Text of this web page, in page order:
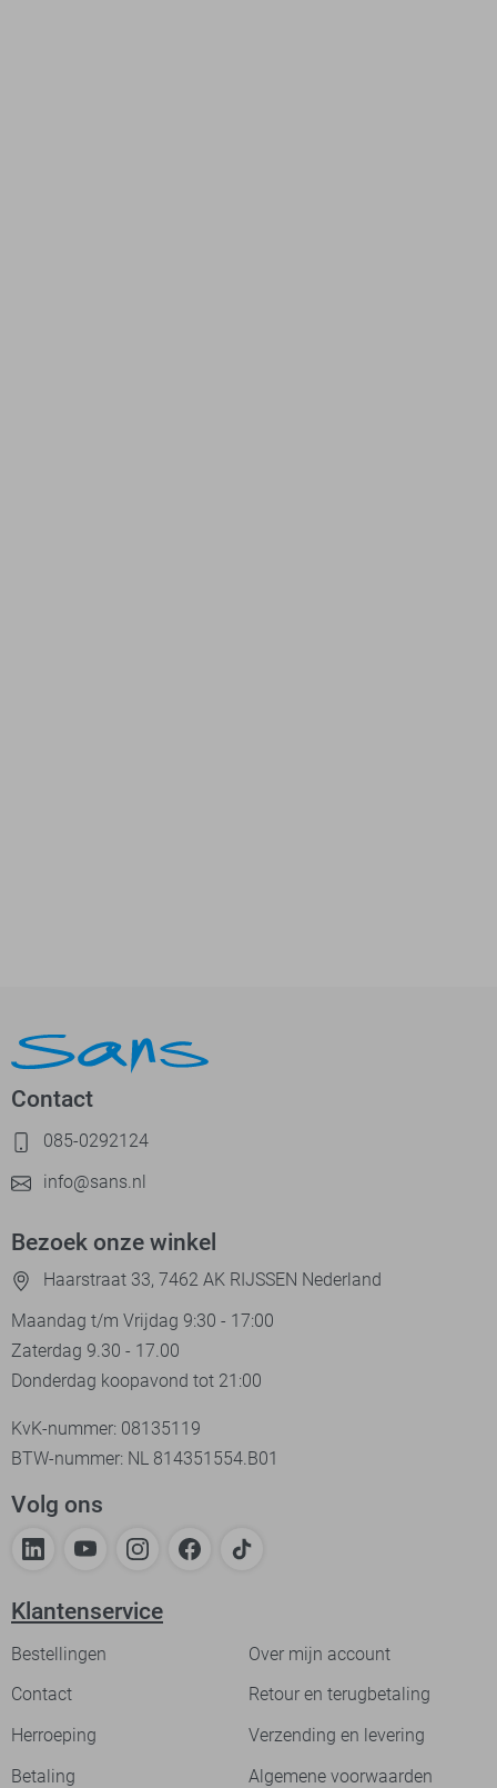
Contact
085-0292124
info@sans.nl
Bezoek onze winkel
Haarstraat 33, 7462 AK RIJSSEN Nederland
Maandag t/m Vrijdag 9:30 - 17:00
Zaterdag 9.30 - 17.00
Donderdag koopavond tot 21:00
KvK-nummer: 08135119
BTW-nummer: NL 814351554.B01
Volg ons
Klantenservice
Bestellingen
Over mijn account
Contact
Retour en terugbetaling
Herroeping
Verzending en levering
Betaling
Algemene voorwaarden